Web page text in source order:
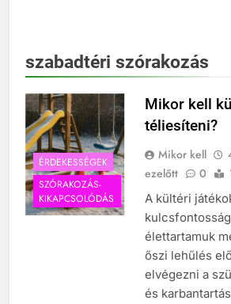
szabadtéri szórakozás
ÉRDEKESSÉGEK
SZÓRAKOZÁS-
KIKAPCSOLÓDÁS
Mikor kell
téliesíteni?
Mikor kell
ezelőtt
0
A kültéri
élettartamuk
őszi lehűlés
elvégezni a
és